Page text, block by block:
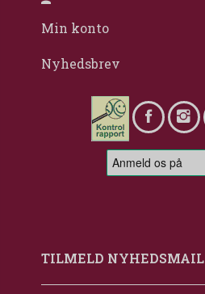
Min konto
Nyhedsbrev
TILMELD NYHEDSMAIL